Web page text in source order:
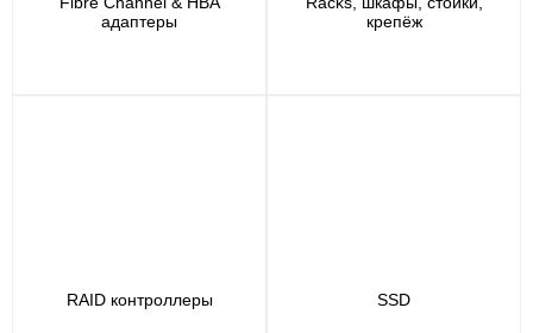
адаптеры
крепёж
RAID контроллеры SSD